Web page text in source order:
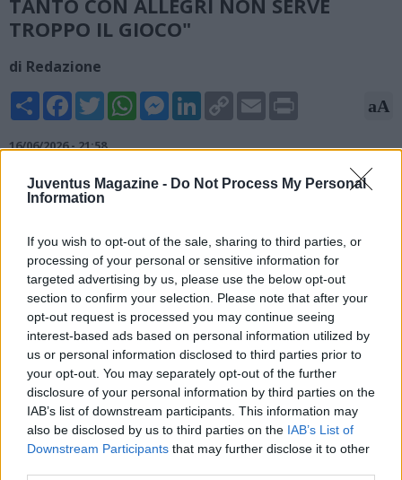
Juventus Magazine - Do Not Process My Personal
Information
If you wish to opt-out of the sale, sharing to third parties, or
processing of your personal or sensitive information for
targeted advertising by us, please use the below opt-out
section to confirm your selection. Please note that after your
opt-out request is processed you may continue seeing
interest-based ads based on personal information utilized by
us or personal information disclosed to third parties prior to
your opt-out. You may separately opt-out of the further
disclosure of your personal information by third parties on the
IAB’s list of downstream participants. This information may
also be disclosed by us to third parties on the IAB’s List of
Downstream Participants that may further disclose it to other
TANTO CON ALLEGRI NON SERVE
TROPPO IL GIOCO"
di Redazione
Share FacebookTwitterWhatsAppMessengerLinkedInCopy
Link
Email aA
16/06/2026 - 21:58
Massimo Orlando, ex centrocampista, ha parlato di Stanislav
Lobotka a "Maracanà", trasmissione in onda su
Andrei alla Juve, tanto con Allegri non serve troppo il gioco. Lo
so è una battuta cattiva, ma nella testa di Lobotka sia rimasto
l'anno di Spalletti. C'è un rapporto che, se lo chiama, va. E il
Napoli poi lo darebbe".